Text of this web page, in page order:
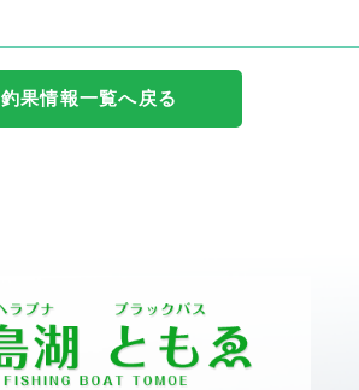
釣果情報一覧へ戻る